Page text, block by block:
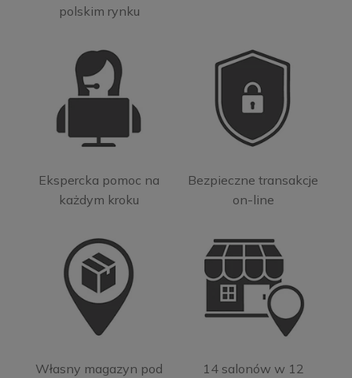
polskim rynku
Ekspercka pomoc na
każdym kroku
Bezpieczne transakcje
on-line
Własny magazyn pod
14 salonów w 12